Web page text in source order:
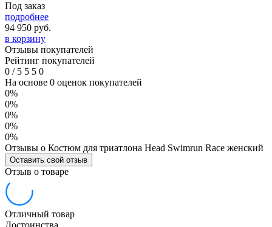
Под заказ
подробнее
94 950 руб.
в корзину
Отзывы покупателей
Рейтинг покупателей
0 /5 5 5 0
На основе 0 оценок покупателей
0%
0%
0%
0%
0%
Отзывы о Костюм для триатлона Head Swimrun Race женский
Оставить свой отзыв
Отзыв о товаре
Отличный товар